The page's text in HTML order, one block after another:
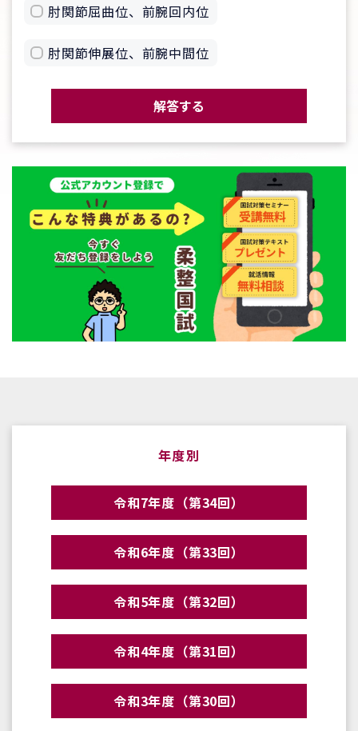
肘関節屈曲位、前腕回内位
肘関節伸展位、前腕中間位
解答する
年度別
令和7年度（第34回）
令和6年度（第33回）
令和5年度（第32回）
令和4年度（第31回）
令和3年度（第30回）